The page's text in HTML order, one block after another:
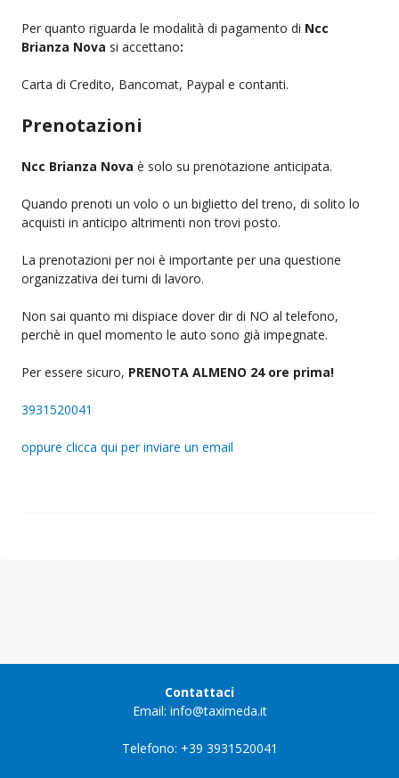
Per quanto riguarda le modalità di pagamento di Ncc
Brianza Nova si accettano:
Carta di Credito, Bancomat, Paypal e contanti.
Prenotazioni
Ncc Brianza Nova è solo su prenotazione anticipata.
Quando prenoti un volo o un biglietto del treno, di solito lo
acquisti in anticipo altrimenti non trovi posto.
La prenotazioni per noi è importante per una questione
organizzativa dei turni di lavoro.
Non sai quanto mi dispiace dover dir di NO al telefono,
perchè in quel momento le auto sono già impegnate.
Per essere sicuro, PRENOTA ALMENO 24 ore prima!
3931520041
oppure clicca qui per inviare un email
Contattaci
Email: info@taximeda.it
Telefono: +39 3931520041